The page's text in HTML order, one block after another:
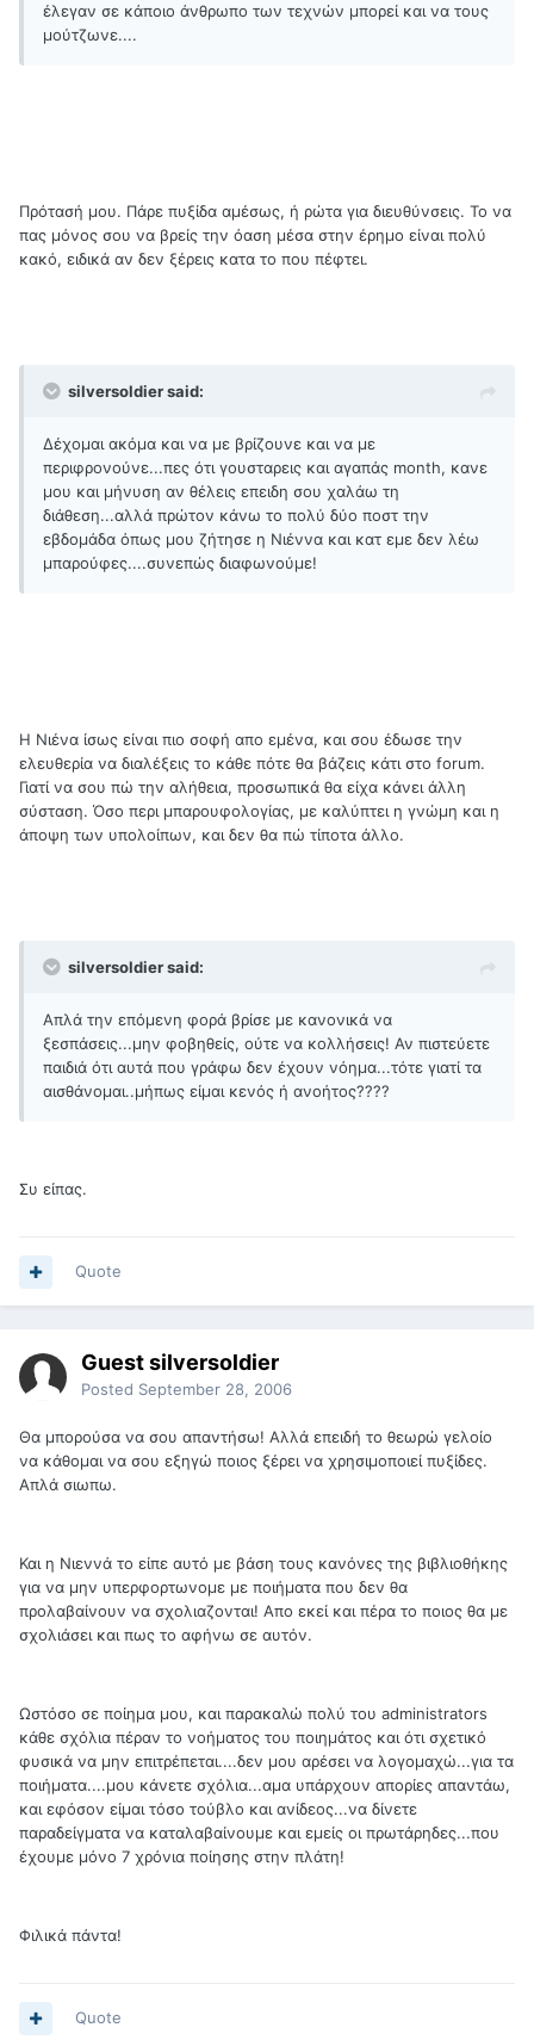
έλεγαν σε κάποιο άνθρωπο των τεχνών μπορεί και να τους
μούτζωνε....
Πρότασή μου. Πάρε πυξίδα αμέσως, ή ρώτα για διευθύνσεις. Το να
πας μόνος σου να βρείς την όαση μέσα στην έρημο είναι πολύ
κακό, ειδικά αν δεν ξέρεις κατα το που πέφτει.
silversoldier said:
Δέχομαι ακόμα και να με βρίζουνε και να με
περιφρονούνε...πες ότι γουσταρεις και αγαπάς month, κανε
μου και μήνυση αν θέλεις επειδη σου χαλάω τη
διάθεση...αλλά πρώτον κάνω το πολύ δύο ποστ την
εβδομάδα όπως μου ζήτησε η Νιέννα και κατ εμε δεν λέω
μπαρούφες....συνεπώς διαφωνούμε!
Η Νιένα ίσως είναι πιο σοφή απο εμένα, και σου έδωσε την
ελευθερία να διαλέξεις το κάθε πότε θα βάζεις κάτι στο forum.
Γιατί να σου πώ την αλήθεια, προσωπικά θα είχα κάνει άλλη
σύσταση. Όσο περι μπαρουφολογίας, με καλύπτει η γνώμη και η
άποψη των υπολοίπων, και δεν θα πώ τίποτα άλλο.
silversoldier said:
Απλά την επόμενη φορά βρίσε με κανονικά να
ξεσπάσεις...μην φοβηθείς, ούτε να κολλήσεις! Αν πιστεύετε
παιδιά ότι αυτά που γράφω δεν έχουν νόημα...τότε γιατί τα
αισθάνομαι..μήπως είμαι κενός ή ανοήτος????
Συ είπας.
Quote
Guest silversoldier
Posted September 28, 2006
Θα μπορούσα να σου απαντήσω! Αλλά επειδή το θεωρώ γελοίο
να κάθομαι να σου εξηγώ ποιος ξέρει να χρησιμοποιεί πυξίδες.
Απλά σιωπω.
Και η Νιεννά το είπε αυτό με βάση τους κανόνες της βιβλιοθήκης
για να μην υπερφορτωνομε με ποιήματα που δεν θα
προλαβαίνουν να σχολιαζονται! Απο εκεί και πέρα το ποιος θα με
σχολιάσει και πως το αφήνω σε αυτόν.
Ωστόσο σε ποίημα μου, και παρακαλώ πολύ του administrators
κάθε σχόλια πέραν το νοήματος του ποιημάτος και ότι σχετικό
φυσικά να μην επιτρέπεται....δεν μου αρέσει να λογομαχώ...για τα
ποιήματα....μου κάνετε σχόλια...αμα υπάρχουν απορίες απαντάω,
και εφόσον είμαι τόσο τούβλο και ανίδεος...να δίνετε
παραδείγματα να καταλαβαίνουμε και εμείς οι πρωτάρηδες...που
έχουμε μόνο 7 χρόνια ποίησης στην πλάτη!
Φιλικά πάντα!
Quote